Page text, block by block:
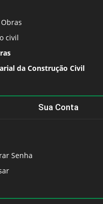
civil
da Construção Civil
Sua Conta
Senha